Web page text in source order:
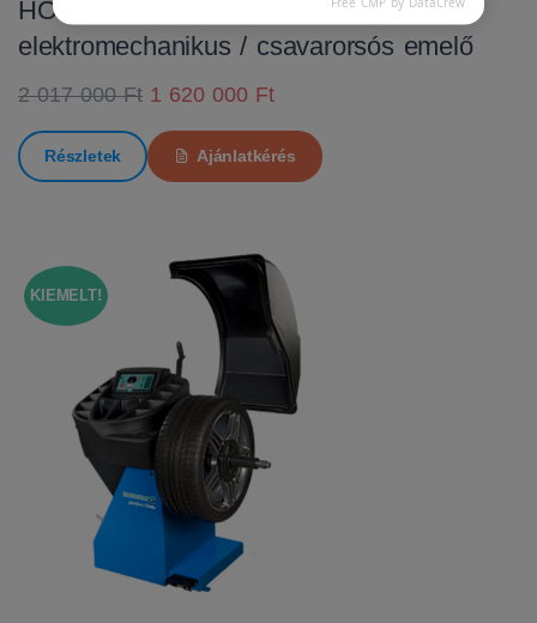
HOFMANN MTF 3000 C
elektromechanikus / csavarorsós emelő
2 017 000 Ft 1 620 000 Ft
Részletek Ajánlatkérés
KIEMELT!